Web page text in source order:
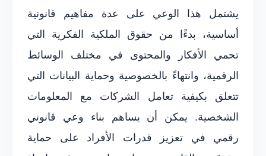
يشتمل هذا الوعي على عدة مفاهيم قانونية
أساسية، بدءًا من حقوق الملكية الفكرية التي
تحمي الأفكار والمحتوى في مختلف الوسائط
الرقمية، وانتهاءً بالخصوصية وحماية البيانات التي
تتعلق بكيفية تعامل الشركات مع المعلومات
الشخصية. يمكن أن يساهم بناء وعي قانوني
رقمي في تعزيز قدرات الأفراد على حماية